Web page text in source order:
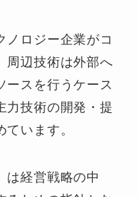
ノロジー企業がコ
周辺技術は外部へ
ースを行うケース
力技術の開発・提
います。
は経営戦略の中